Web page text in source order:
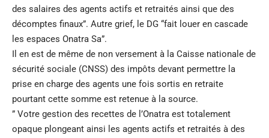
des salaires des agents actifs et retraités ainsi que des
décomptes finaux”. Autre grief, le DG “fait louer en cascade
les espaces Onatra Sa”.
Il en est de même de non versement à la Caisse nationale de
sécurité sociale (CNSS) des impôts devant permettre la
prise en charge des agents une fois sortis en retraite
pourtant cette somme est retenue à la source.
” Votre gestion des recettes de l’Onatra est totalement
opaque plongeant ainsi les agents actifs et retraités à des